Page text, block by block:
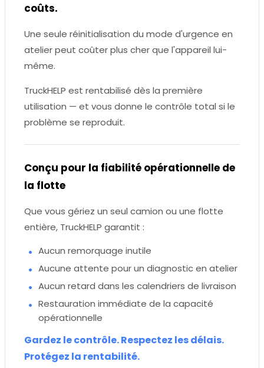
coûts.
Une seule réinitialisation du mode d'urgence en
atelier peut coûter plus cher que l'appareil lui-
même.
TruckHELP est rentabilisé dès la première
utilisation — et vous donne le contrôle total si le
problème se reproduit.
Conçu pour la fiabilité opérationnelle de
la flotte
Que vous gériez un seul camion ou une flotte
entière, TruckHELP garantit :
Aucun remorquage inutile
Aucune attente pour un diagnostic en atelier
Aucun retard dans les calendriers de livraison
Restauration immédiate de la capacité
opérationnelle
Gardez le contrôle. Respectez les délais.
Protégez la rentabilité.